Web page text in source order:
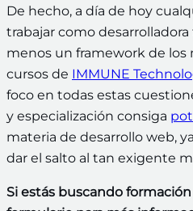
De hecho, a día de hoy
trabajar como
menos un framework de los
cursos de IMMUNE
foco en todas estas
y especialización consiga
materia de desarrollo web,
dar el salto al tan exigente
Si estás buscando